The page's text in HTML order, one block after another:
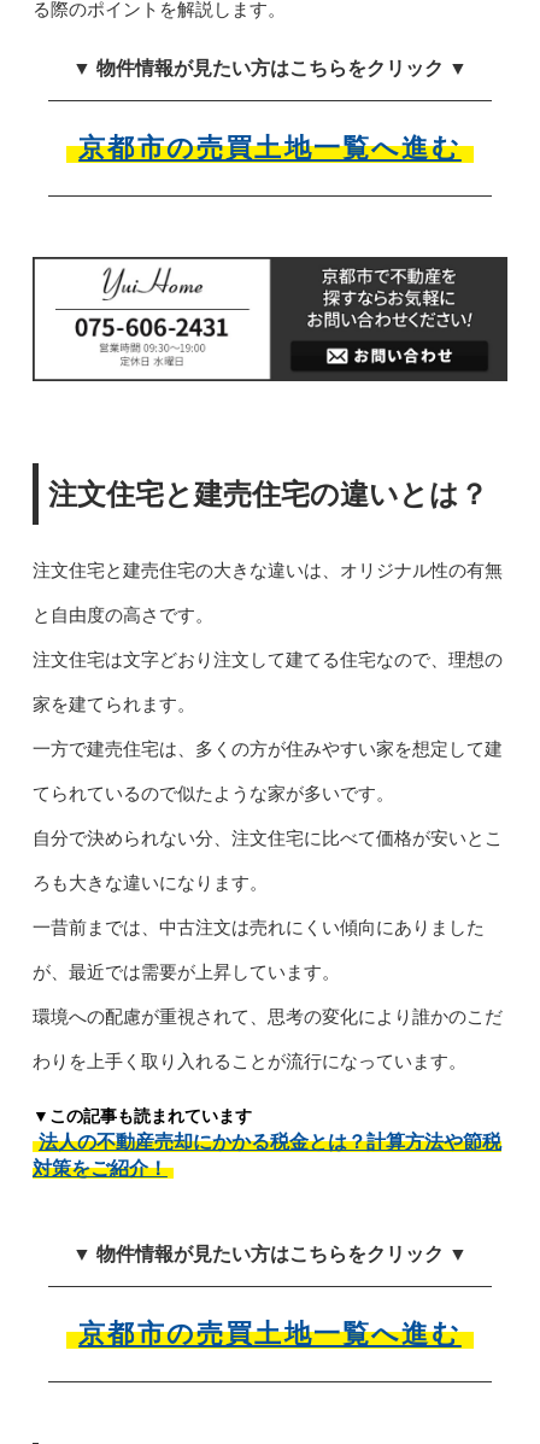
る際のポイントを解説します。
▼ 物件情報が見たい方はこちらをクリック ▼
京都市の売買土地一覧へ進む
注文住宅と建売住宅の違いとは？
注文住宅と建売住宅の大きな違いは、オリジナル性の有無
と自由度の高さです。
注文住宅は文字どおり注文して建てる住宅なので、理想の
家を建てられます。
一方で建売住宅は、多くの方が住みやすい家を想定して建
てられているので似たような家が多いです。
自分で決められない分、注文住宅に比べて価格が安いとこ
ろも大きな違いになります。
一昔前までは、中古注文は売れにくい傾向にありました
が、最近では需要が上昇しています。
環境への配慮が重視されて、思考の変化により誰かのこだ
わりを上手く取り入れることが流行になっています。
▼この記事も読まれています
法人の不動産売却にかかる税金とは？計算方法や節税
対策をご紹介！
▼ 物件情報が見たい方はこちらをクリック ▼
京都市の売買土地一覧へ進む